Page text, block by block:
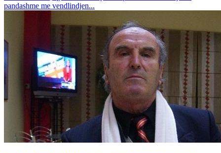
pandashme me vendlindjen...